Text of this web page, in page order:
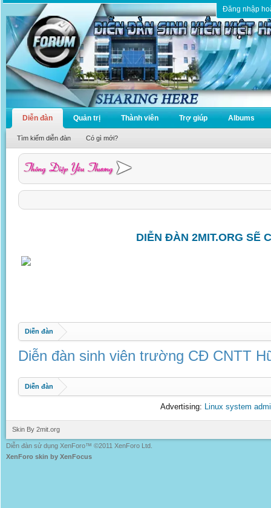
Đăng nhập
Diễn đàn
Tìm kiếm diễn đàn Có gì mới?
Quản trị Thành viên Trợ giúp Albums
DIỄN ĐÀN 2MIT.ORG SẼ
Diễn đàn
Diễn đàn sinh viên trường CĐ CNTT
Diễn đàn
Advertising: Linux system
Skin By 2mit.org
Diễn đàn sử dụng XenForo™ ©2011 XenForo Ltd.
XenForo skin by XenFocus